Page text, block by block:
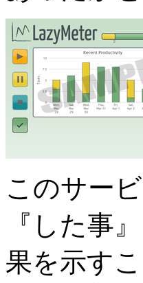
このサー
『した事
果を示す